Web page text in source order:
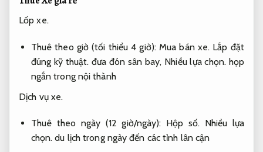
Lốp xe.
Thuê theo giờ (tối thiểu 4 giờ):Mua bán xe. Lắp đặt
đúng kỹ thuật. đưa đón sân bay, Nhiều lựa chọn.họp
ngắn trong nội thành
Dịch vụ xe.
Thuê theo ngày (12 giờ/ngày): Hộp số. Nhiều lựa
chọn. du lịch trong ngày đến các tỉnh lân cận